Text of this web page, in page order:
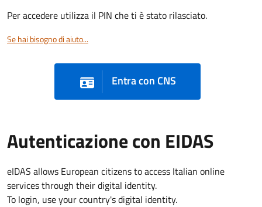
Per accedere utilizza il PIN che ti è stato rilasciato.
Se hai bisogno di aiuto...
Entra con CNS
Autenticazione con EIDAS
eIDAS allows European citizens to access Italian online
services through their digital identity.
To login, use your country's digital identity.